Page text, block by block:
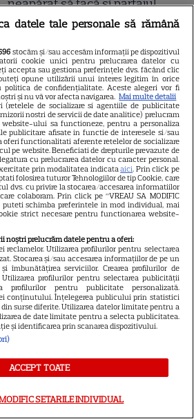
neapărat să tacă și partajul
emoțional de la Scorpion
Fiica legendei și-a făcut
debutul în televiziune: „Dacă
nu te văd în direct, dau în
judecată Liga!”
Prezentatoarea TV a arătat mai
mult decât și-ar fi dorit: „Știe
ce face, e cu intenție”
Laura Cosoi a născut cea de-a
5-a fetiță! Ce nume vechi și
frumos a ales vedeta pentru
micuță
datele tale personale să rămână
stocăm și/sau accesăm informații pe dispozitivul
cookie unici pentru prelucrarea datelor cu
accepta sau gestiona preferințele dvs. făcând clic
opune utilizării unui interes legitim în orice
politica de confidențialitate. Aceste alegeri vor fi
și nu vă vor afecta navigarea. Mai multe detalii
(retelele de socializare si agentiile de publicitate
nostri de servicii de date analitice) prelucram
ului sa functioneze, pentru a personaliza
publicitare afisate in functie de interesele si/sau
oferi functionalitati aferente retelelor de socializare
pe website. Beneficiati de drepturile prevazute de
cu prelucrarea datelor cu caracter personal.
prin modalitatea indicataaici. Prin click pe
folosirea tuturor Tehnologiilor de tip Cookie, care
dvs. cu privire la stocarea/accesarea informatiilor
colaboram. Prin click pe “VREAU SA MODIFIC
puteti schimba preferintele in mod individual, mai
strict necesare pentru functionarea website-
noștri prelucrăm datele pentru a oferi:
reclamelor. Utilizarea profilurilor pentru selectarea
Stocarea și/sau accesarea informațiilor de pe un
și îmbunătățirea serviciilor. Crearea profilurilor de
profilurilor pentru selectarea publicității
profilurilor pentru publicitate personalizată.
conținutului. Înțelegerea publicului prin statistici
surse diferite. Utilizarea datelor limitate pentru a
de date limitate pentru a selecta publicitatea.
și identificarea prin scanarea dispozitivului.
ACCEPT TOATE
SETARILE INDIVIDUAL